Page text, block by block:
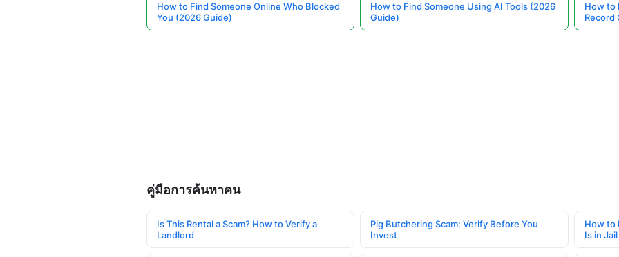
How to Find Someone Online Who Blocked
You (2026 Guide)
How to Find Someone Using AI Tools (2026
Guide)
How to
Record
คู่มือการค้นหาคน
Is This Rental a Scam? How to Verify a
Landlord
Pig Butchering Scam: Verify Before You
Invest
How to
Is in Jail